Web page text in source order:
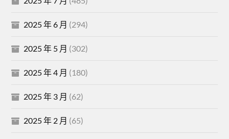
2025 年 6 月 (294)
2025 年 5 月 (302)
2025 年 4 月 (180)
2025 年 3 月 (62)
2025 年 2 月 (65)